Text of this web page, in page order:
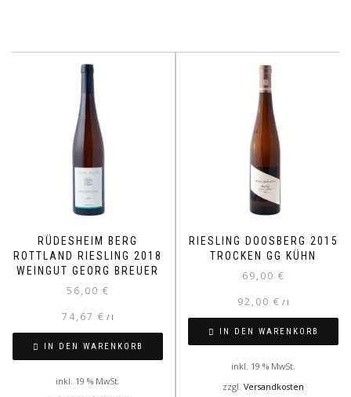
RÜDESHEIM BERG
ROTTLAND RIESLING 2018
WEINGUT GEORG BREUER
56,00 €
74,67 € / l
IN DEN WARENKORB
inkl. 19 % MwSt.
RIESLING DOOSBERG 2015
TROCKEN GG KÜHN
69,00 €
92,00 € / l
IN DEN WARENKORB
inkl. 19 % MwSt.
zzgl. Versandkosten